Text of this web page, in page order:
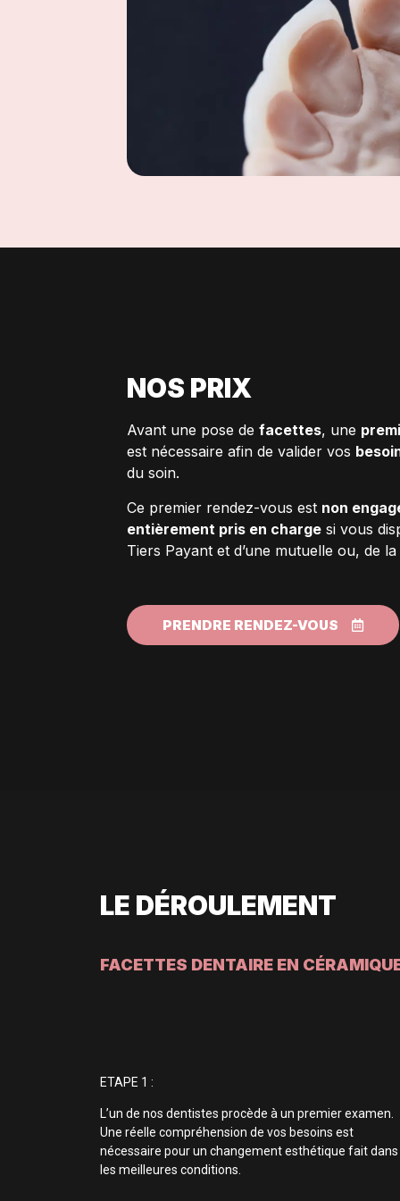
NOS PRIX
Avant une pose de facettes, une
est nécessaire afin de valider vos
du soin.
Ce premier rendez-vous est non
entièrement pris en charge si vous
Tiers Payant et d’une mutuelle ou, de la
PRENDRE RENDEZ-VOUS
LE DÉROULEMENT
FACETTES DENTAIRE EN
ETAPE 1 :
L’un de nos dentistes procède à un premier examen.
Une réelle compréhension de vos besoins est
nécessaire pour un changement esthétique fait dans
les meilleures conditions.